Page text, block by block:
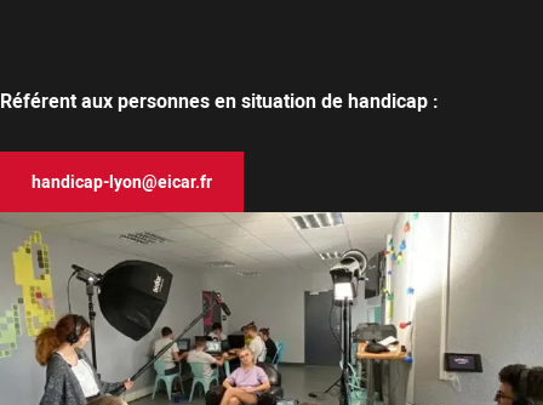
Référent aux personnes en situation de handicap :
handicap-lyon@eicar.fr